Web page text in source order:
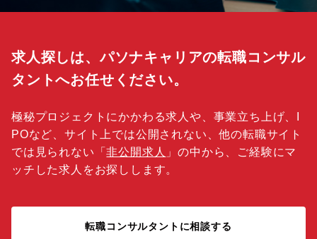
求人探しは、パソナキャリアの転職コンサル
タントへお任せください。
極秘プロジェクトにかかわる求人や、事業立ち上げ、I
POなど、サイト上では公開されない、他の転職サイト
では見られない「非公開求人 」の中から、ご経験にマ
ッチした求人をお探しします。
転職コンサルタントに相談する